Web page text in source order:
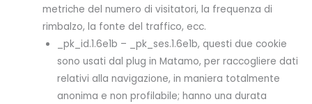
metriche del numero di visitatori, la frequenza di
rimbalzo, la fonte del traffico, ecc.
_pk_id.1.6e1b – _pk_ses.1.6e1b, questi due cookie
sono usati dal plug in Matamo, per raccogliere dati
relativi alla navigazione, in maniera totalmente
anonima e non profilabile; hanno una durata